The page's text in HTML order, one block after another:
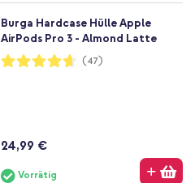
Burga Hardcase Hülle Apple
AirPods Pro 3 - Almond Latte
Bewertung:
93%
(47)
24,99 €
Vorrätig